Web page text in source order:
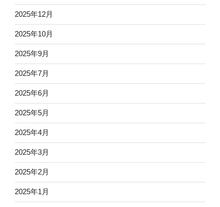
2025年12月
2025年10月
2025年9月
2025年7月
2025年6月
2025年5月
2025年4月
2025年3月
2025年2月
2025年1月